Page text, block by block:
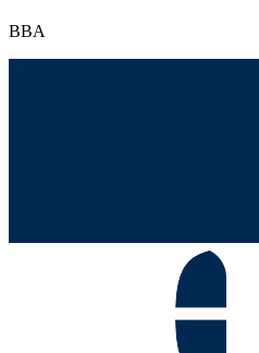
BBA